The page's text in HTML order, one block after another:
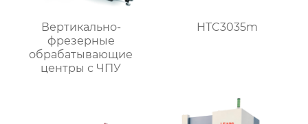
Вертикально-
фрезерные
обрабатывающие
центры с ЧПУ
HTC3035m